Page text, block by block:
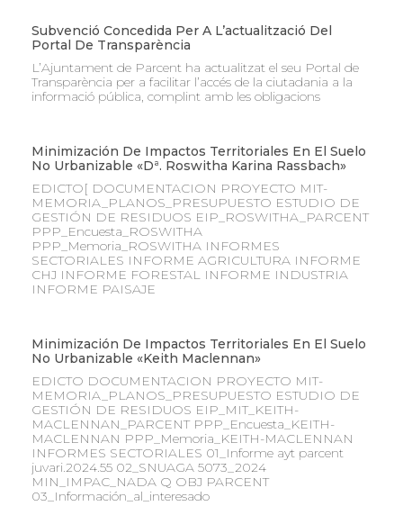
Subvenció Concedida Per A L’actualització Del
Portal De Transparència
L’Ajuntament de Parcent ha actualitzat el seu Portal de
Transparència per a facilitar l’accés de la ciutadania a la
informació pública, complint amb les obligacions
Minimización De Impactos Territoriales En El Suelo
No Urbanizable «Dª. Roswitha Karina Rassbach»
EDICTO[ DOCUMENTACION PROYECTO MIT-
MEMORIA_PLANOS_PRESUPUESTO ESTUDIO DE
GESTIÓN DE RESIDUOS EIP_ROSWITHA_PARCENT
PPP_Encuesta_ROSWITHA
PPP_Memoria_ROSWITHA INFORMES
SECTORIALES INFORME AGRICULTURA INFORME
CHJ INFORME FORESTAL INFORME INDUSTRIA
INFORME PAISAJE
Minimización De Impactos Territoriales En El Suelo
No Urbanizable «Keith Maclennan»
EDICTO DOCUMENTACION PROYECTO MIT-
MEMORIA_PLANOS_PRESUPUESTO ESTUDIO DE
GESTIÓN DE RESIDUOS EIP_MIT_KEITH-
MACLENNAN_PARCENT PPP_Encuesta_KEITH-
MACLENNAN PPP_Memoria_KEITH-MACLENNAN
INFORMES SECTORIALES 01_Informe ayt parcent
juvari.2024.55 02_SNUAGA 5073_2024
MIN_IMPAC_NADA Q OBJ PARCENT
03_Información_al_interesado